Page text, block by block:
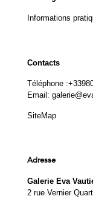
Informations
Contacts
Téléphone :
Email:
SiteMap
Adresse
Galerie Eva
2 rue Vernier